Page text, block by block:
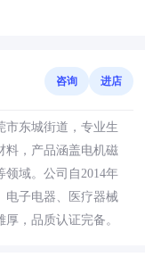
咨询 进店
市东城街道，专业生
料，产品涵盖电机磁
域。公司自2014年
电子电器、医疗器械
，品质认证完备。